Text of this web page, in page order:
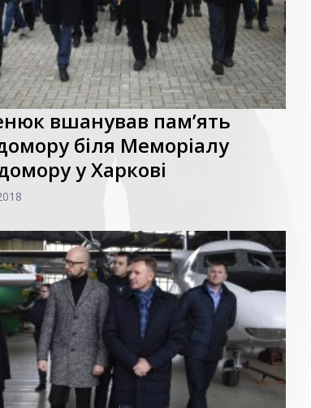
вшанував пам’ять
біля Меморіалу
у Харкові